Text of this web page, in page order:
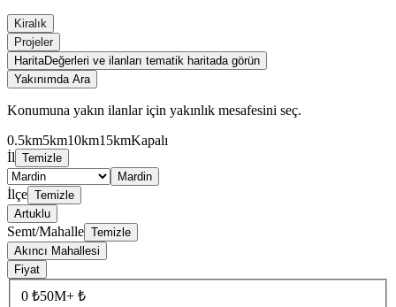
Kiralık
Projeler
HaritaDeğerleri ve ilanları tematik haritada görün
Yakınımda Ara
Konumuna yakın ilanlar için yakınlık mesafesini seç.
0.5km5km10km15kmKapalı
İl Temizle
Mardin
İlçe Temizle
Artuklu
Semt/Mahalle Temizle
Akıncı Mahallesi
Fiyat
0 ₺50M+ ₺